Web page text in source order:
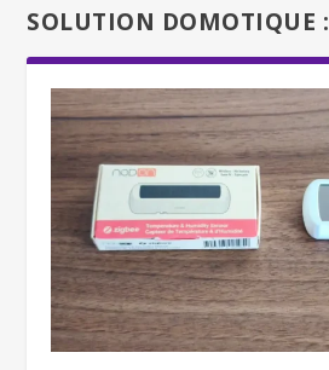
SOLUTION DOMOTIQUE :